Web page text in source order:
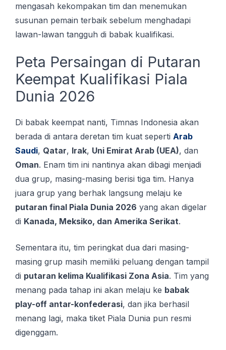
mengasah kekompakan tim dan menemukan
susunan pemain terbaik sebelum menghadapi
lawan-lawan tangguh di babak kualifikasi.
Peta Persaingan di Putaran
Keempat Kualifikasi Piala
Dunia 2026
Di babak keempat nanti, Timnas Indonesia akan
berada di antara deretan tim kuat seperti Arab
Saudi, Qatar, Irak, Uni Emirat Arab (UEA), dan
Oman. Enam tim ini nantinya akan dibagi menjadi
dua grup, masing-masing berisi tiga tim. Hanya
juara grup yang berhak langsung melaju ke
putaran final Piala Dunia 2026 yang akan digelar
di Kanada, Meksiko, dan Amerika Serikat.
Sementara itu, tim peringkat dua dari masing-
masing grup masih memiliki peluang dengan tampil
di putaran kelima Kualifikasi Zona Asia. Tim yang
menang pada tahap ini akan melaju ke babak
play-off antar-konfederasi, dan jika berhasil
menang lagi, maka tiket Piala Dunia pun resmi
digenggam.